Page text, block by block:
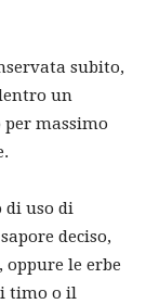
subito,
un
massimo
di uso di
deciso,
le erbe
timo o il